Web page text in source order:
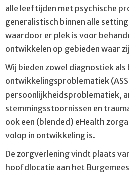
alle leeftijden met psychische
generalistisch binnen alle
waardoor er plek is voor
ontwikkelen op gebieden waar
Wij bieden zowel diagnostiek als
ontwikkelingsproblematiek (ASS
persoonlijkheidsproblematiek,
stemmingsstoornissen en
ook een (blended) eHealth
volop in ontwikkeling is.
De zorgverlening vindt plaats
hoofdlocatie aan het